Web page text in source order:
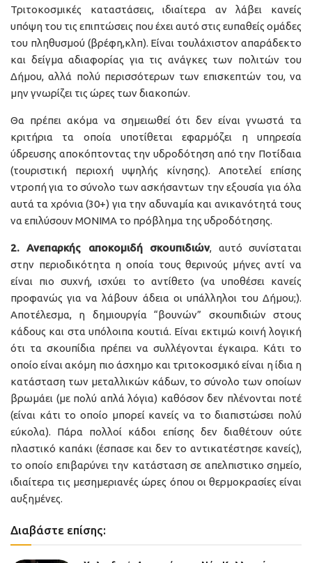
Τριτοκοσμικές καταστάσεις, ιδιαίτερα αν λάβει κανείς
υπόψη του τις επιπτώσεις που έχει αυτό στις ευπαθείς ομάδες
του πληθυσμού (βρέφη,κλπ). Είναι τουλάχιστον απαράδεκτο
και δείγμα αδιαφορίας για τις ανάγκες των πολιτών του
Δήμου, αλλά πολύ περισσότερων των επισκεπτών του, να
μην γνωρίζει τις ώρες των διακοπών.
Θα πρέπει ακόμα να σημειωθεί ότι δεν είναι γνωστά τα
κριτήρια τα οποία υποτίθεται εφαρμόζει η υπηρεσία
ύδρευσης αποκόπτοντας την υδροδότηση από την Ποτίδαια
(τουριστική περιοχή υψηλής κίνησης). Αποτελεί επίσης
ντροπή για το σύνολο των ασκήσαντων την εξουσία για όλα
αυτά τα χρόνια (30+) για την αδυναμία και ανικανότητά τους
να επιλύσουν ΜΟΝΙΜΑ το πρόβλημα της υδροδότησης.
2. Ανεπαρκής αποκομιδή σκουπιδιών, αυτό συνίσταται
στην περιοδικότητα η οποία τους θερινούς μήνες αντί να
είναι πιο συχνή, ισχύει το αντίθετο (να υποθέσει κανείς
προφανώς για να λάβουν άδεια οι υπάλληλοι του Δήμου;).
Αποτέλεσμα, η δημιουργία “βουνών” σκουπιδιών στους
κάδους και στα υπόλοιπα κουτιά. Είναι εκτιμώ κοινή λογική
ότι τα σκουπίδια πρέπει να συλλέγονται έγκαιρα. Κάτι το
οποίο είναι ακόμη πιο άσχημο και τριτοκοσμικό είναι η ίδια η
κατάσταση των μεταλλικών κάδων, το σύνολο των οποίων
βρωμάει (με πολύ απλά λόγια) καθόσον δεν πλένονται ποτέ
(είναι κάτι το οποίο μπορεί κανείς να το διαπιστώσει πολύ
εύκολα). Πάρα πολλοί κάδοι επίσης δεν διαθέτουν ούτε
πλαστικό καπάκι (έσπασε και δεν το αντικατέστησε κανείς),
το οποίο επιβαρύνει την κατάσταση σε απελπιστικο σημείο,
ιδιαίτερα τις μεσημεριανές ώρες όπου οι θερμοκρασίες είναι
αυξημένες.
Διαβάστε επίσης: